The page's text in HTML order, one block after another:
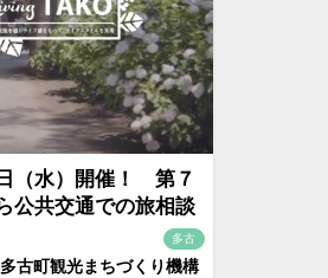
（水）開催！ 第７
公共交通での旅相談
多古
古町観光まちづくり機構